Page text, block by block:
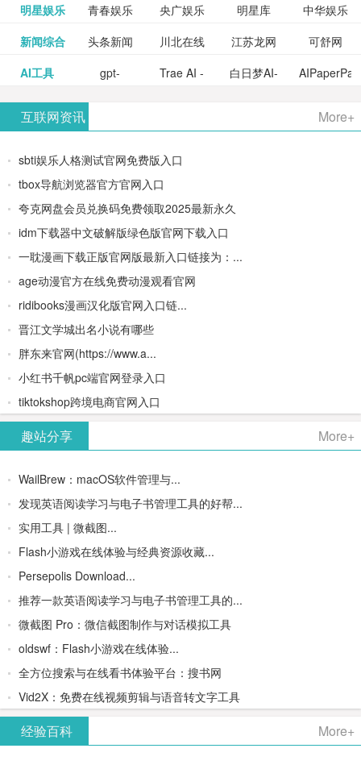
荐好电影
给你。
业务网
食局
网 论坛
腾讯充值
中心
更多>>
明星娱乐 青春娱乐
网
央广娱乐
网,
明星库 中华娱乐
网
网易娱乐 更多>>
新闻综合 头条新闻 川北在线 江苏龙网
可舒网
巾帼网
更多>>
AI工具 gpt-
OpenAI最
新AI图像
生成器
Trae AI -
境/深度集
成
Doubao-
1.5-pro与
白日梦AI-
- AI论文写
高质量
PPT
互联网资讯 More+
sbti娱乐人格测试官网免费版入口
tbox导航浏览器官方官网入口
夸克网盘会员兑换码免费领取2025最新永久
idm下载器中文破解版绿色版官网下载入口
一耽漫画下载正版官网版最新入口链接为：...
age动漫官方在线免费动漫观看官网
ridibooks漫画汉化版官网入口链...
晋江文学城出名小说有哪些
胖东来官网(https://www.a...
小红书千帆pc端官网登录入口
tiktokshop跨境电商官网入口
趣站分享 More+
WailBrew：macOS软件管理与...
发现英语阅读学习与电子书管理工具的好帮...
实用工具 | 微截图...
Flash小游戏在线体验与经典资源收藏...
Persepolis Download...
推荐一款英语阅读学习与电子书管理工具的...
微截图 Pro：微信截图制作与对话模拟工具
oldswf：Flash小游戏在线体验...
全方位搜索与在线看书体验平台：搜书网
Vid2X：免费在线视频剪辑与语音转文字工具
经验百科 More+